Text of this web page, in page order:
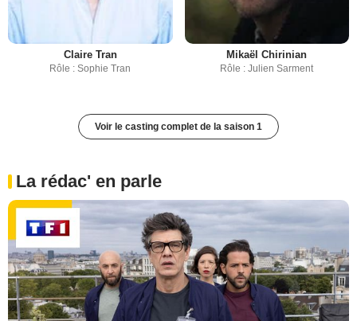
Claire Tran
Rôle : Sophie Tran
Mikaël Chirinian
Rôle : Julien Sarment
Voir le casting complet de la saison 1
La rédac' en parle